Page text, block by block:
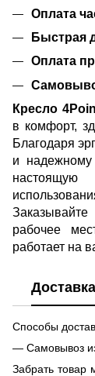
Оплата
Быстрая
Оплата
Кресло
в комфорт,
Благодаря
и надежному
рабочее
работает на
Доставка
Способы
— Самовывоз
Забрать